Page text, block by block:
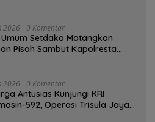
2026 0 Komentar
Setdako Matangkan
Pisah Sambut Kapolresta
2026 0 Komentar
Antusias Kunjungi KRI
592, Operasi Trisula Jaya